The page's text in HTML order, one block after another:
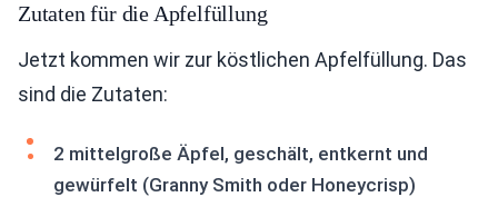
Zutaten für die Apfelfüllung
Jetzt kommen wir zur köstlichen Apfelfüllung. Das
sind die Zutaten:
2 mittelgroße Äpfel, geschält, entkernt und
gewürfelt (Granny Smith oder Honeycrisp)